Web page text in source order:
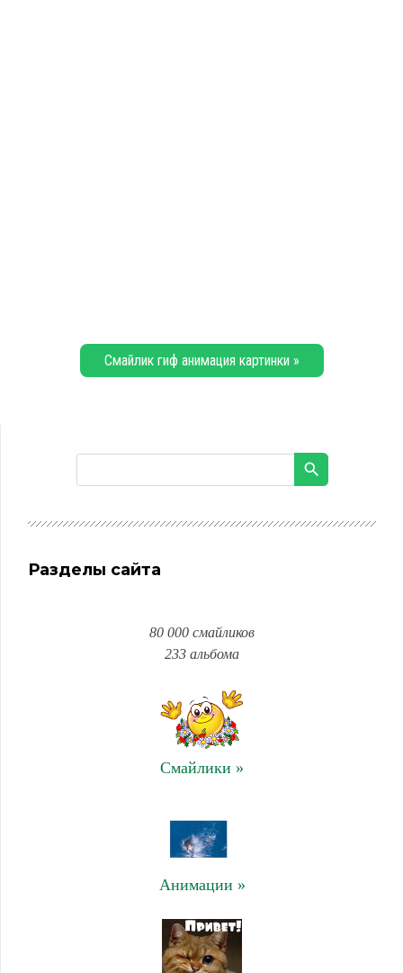
Смайлик гиф анимация картинки »
Разделы сайта
80 000 смайликов
233 альбома
Смайлики »
Анимации »